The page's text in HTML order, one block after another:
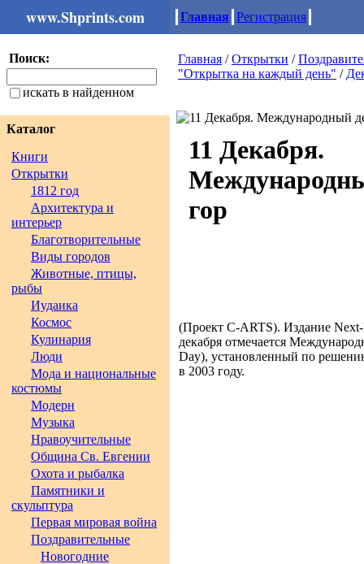
www.Shprints.com Главная Регистрация
Поиск:
искать в найденном
Каталог
Книги
Открытки
1812 год
Архитектура и
интерьер
Благотворительные
Виды городов
Животные, птицы,
рыбы
Иудаика
Космос
Кулинария
Люди
Мода и национальные
костюмы
Модерн
Музыка
Нравоучительные
Община Св. Евгении
Охота и рыбалка
Памятники и
скульптура
Первая мировая война
Поздравительные
Новогодние
Главная /Открытки /
"Открытка на каждый день" /
11 Декабря.
гор
(Проект C-ARTS). Издание
декабря отмечается
Day), установленный по
в 2003 году.